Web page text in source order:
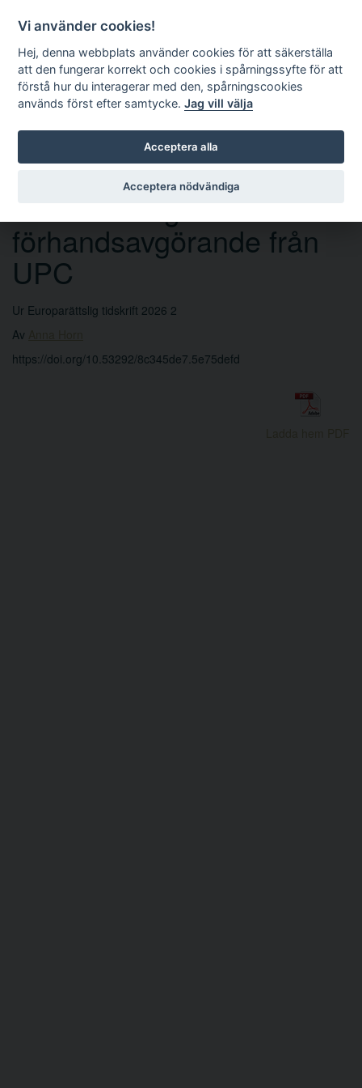
Sök
förhandsavgörande från
UPC
Ur Europarättslig tidskrift 2026 2
Av
https://doi.org/10.53292/8c345de7.5e75defd
Vi använder cookies!
Hej, denna webbplats använder cookies för att säkerställa
att den fungerar korrekt och cookies i spårningssyfte för att
förstå hur du interagerar med den, spårningscookies
används först efter samtycke.Jag vill välja
Acceptera alla
Acceptera nödvändiga